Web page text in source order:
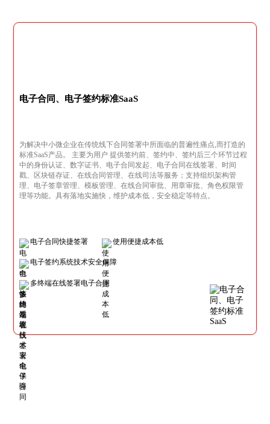
电子合同、电子签约标准SaaS
为解决中小微企业在传统线下合同签署中所面临的普遍性痛点,而打造的
标准SaaS产品。 主要为用户 提供签约前、签约中、签约后三个环节过程
中的身份认证、数字证书、电子合同发起、电子合同在线签署、时间
戳、区块链存证、在线合同管理、在线司法等服务；支持组织架构管
理、电子签章管理、模板管理、在线合同审批、用章审批、角色权限管
理等功能。具有落地实施快，维护成本低，安全稳定等特点。
电子合同快捷签署 使用便捷成本低
电子签约系统技术安全保障
多终端在线签署电子合同